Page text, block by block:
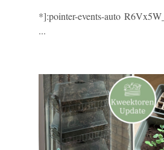
*]:pointer-events-auto
...